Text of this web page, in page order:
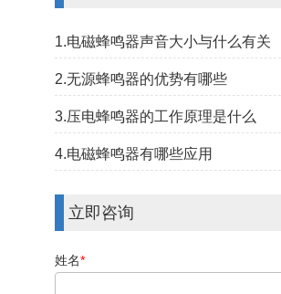
1.电磁蜂鸣器声音大小与什么有关
2.无源蜂鸣器的优势有哪些
3.压电蜂鸣器的工作原理是什么
4.电磁蜂鸣器有哪些应用
立即咨询
姓名*